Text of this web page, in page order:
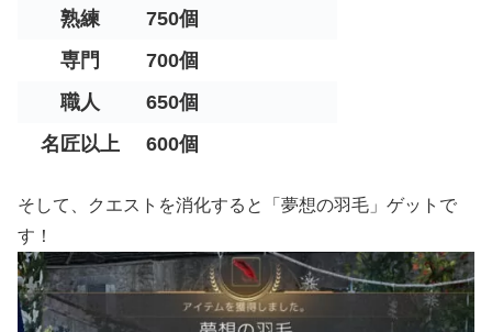
熟練
750個
専門
700個
職人
650個
名匠以上
600個
そして、クエストを消化すると「夢想の羽毛」ゲットで
す！